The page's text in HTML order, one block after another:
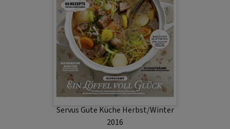
Servus Gute Küche Herbst/Winter
2016